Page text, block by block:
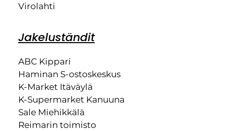
Virolahti
Jakeluständit
ABC Kippari
Haminan S-ostoskeskus
K-Market Itäväylä
K-Supermarket Kanuuna
Sale Miehikkälä
Reimarin toimisto